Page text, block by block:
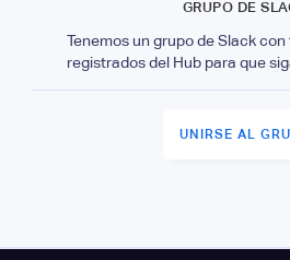
GRUPO DE
Tenemos un grupo de Slack
registrados del Hub para que
UNIRSE AL